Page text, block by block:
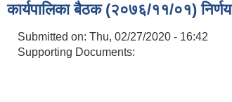
कार्यपालिका बैठक (२०७६/११/०१) निर्णय
Submitted on: Thu, 02/27/2020 - 16:42
Supporting Documents: